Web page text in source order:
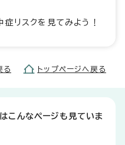
リスクを見てみよう！
る トップページへ戻る
こんなページも見ていま